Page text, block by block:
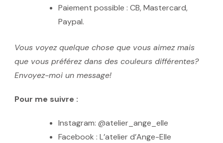
Paiement possible : CB, Mastercard,
Paypal.
Vous voyez quelque chose que vous aimez mais
que vous préférez dans des couleurs différentes?
Envoyez-moi un message!
Pour me suivre :
Instagram: @atelier_ange_elle
Facebook : L’atelier d’Ange-Elle